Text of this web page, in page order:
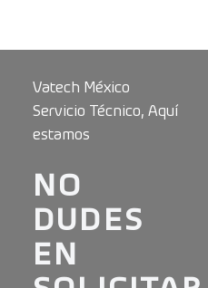
Vatech México
Servicio Técnico, Aquí
estamos
NO
DUDES
EN
SOLICITAR